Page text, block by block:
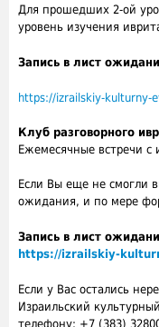
Для прошедших 2-ой
уровень изучения
Запись в лист
https://izrailskiy-kulturny-
Клуб разговорного
Ежемесячные встречи
Если Вы еще не смогли
ожидания, и по мере
Запись в лист
https://izrailskiy-
Если у Вас остались
Израильский
телефону: +7 (383)